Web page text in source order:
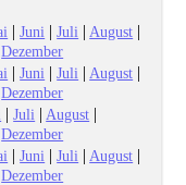
|Juni |Juli | August |
Dezember
|Juni |Juli | August |
Dezember
|Juli | August |
Dezember
|Juni |Juli | August |
Dezember